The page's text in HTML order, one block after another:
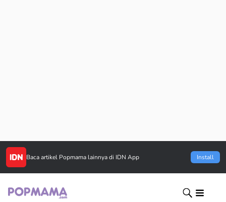
Baca artikel Popmama lainnya di IDN App Install